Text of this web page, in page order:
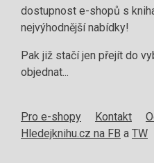
dostupnost e-shopů s
nejvýhodnější nabídky!
Pak již stačí jen přejít do
objednat...
Pro e-shopy Kontakt
Hledejknihu.cz na FB a TW